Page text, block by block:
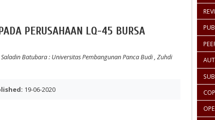
PERUSAHAAN LQ-45 BURSA
Batubara: Universitas Pembangunan Panca Budi, Zuhdi
19-06-2020